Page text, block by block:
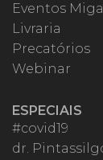
Eventos
Livraria
Precatórios
Webinar
ESPECIAIS
#covid19
dr.